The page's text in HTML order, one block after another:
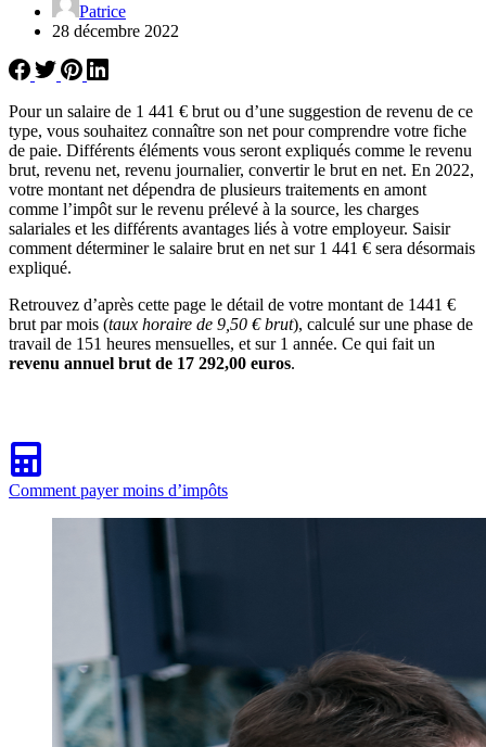
Patrice
28 décembre 2022
Pour un salaire de 1 441 € brut ou d’une suggestion de revenu de ce
type, vous souhaitez connaître son net pour comprendre votre fiche
de paie. Différents éléments vous seront expliqués comme le revenu
brut, revenu net, revenu journalier, convertir le brut en net. En 2022,
votre montant net dépendra de plusieurs traitements en amont
comme l’impôt sur le revenu prélevé à la source, les charges
salariales et les différents avantages liés à votre employeur. Saisir
comment déterminer le salaire brut en net sur 1 441 € sera désormais
expliqué.
Retrouvez d’après cette page le détail de votre montant de 1441 €
brut par mois (taux horaire de 9,50 € brut), calculé sur une phase de
travail de 151 heures mensuelles, et sur 1 année. Ce qui fait un
revenu annuel brut de 17 292,00 euros.
Comment payer moins d’impôts